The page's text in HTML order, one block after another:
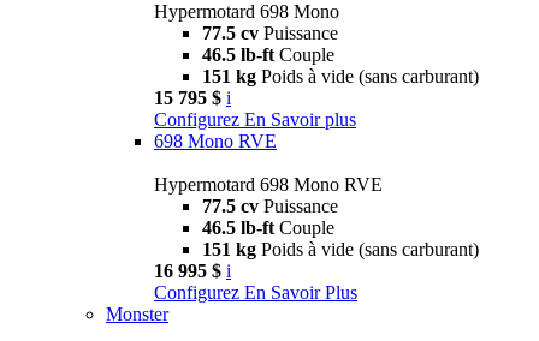
Hypermotard 698 Mono
77.5 cv Puissance
46.5 lb-ft Couple
151 kg Poids à vide (sans carburant)
15 795 $ i
Configurez En Savoir plus
698 Mono RVE
Hypermotard 698 Mono RVE
77.5 cv Puissance
46.5 lb-ft Couple
151 kg Poids à vide (sans carburant)
16 995 $ i
Configurez En Savoir Plus
Monster